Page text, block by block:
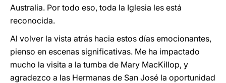
Australia. Por todo eso, toda la Iglesia les está
reconocida.
Al volver la vista atrás hacia estos días emocionantes,
pienso en escenas significativas. Me ha impactado
mucho la visita a la tumba de Mary MacKillop, y
agradezco a las Hermanas de San José la oportunidad